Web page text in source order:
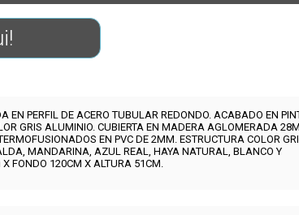
EN PERFIL DE ACERO TUBULAR REDONDO. ACABADO EN
GRIS ALUMINIO. CUBIERTA EN MADERA AGLOMERADA
EN PVC DE 2MM. ESTRUCTURA COLOR
MANDARINA, AZUL REAL, HAYA NATURAL, BLANCO Y
FONDO 120CM X ALTURA 51CM.